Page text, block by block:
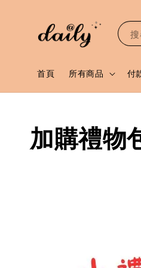
首頁 所有商品 付
加購禮物